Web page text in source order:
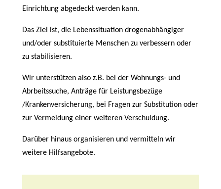
Einrichtung abgedeckt werden kann.
Das Ziel ist, die Lebenssituation drogenabhängiger
und/oder substituierte Menschen zu verbessern oder
zu stabilisieren.
Wir unterstützen also z.B. bei der Wohnungs- und
Abrbeitssuche, Anträge für Leistungsbezüge
/Krankenversicherung, bei Fragen zur Substitution oder
zur Vermeidung einer weiteren Verschuldung.
Darüber hinaus organisieren und vermitteln wir
weitere Hilfsangebote.